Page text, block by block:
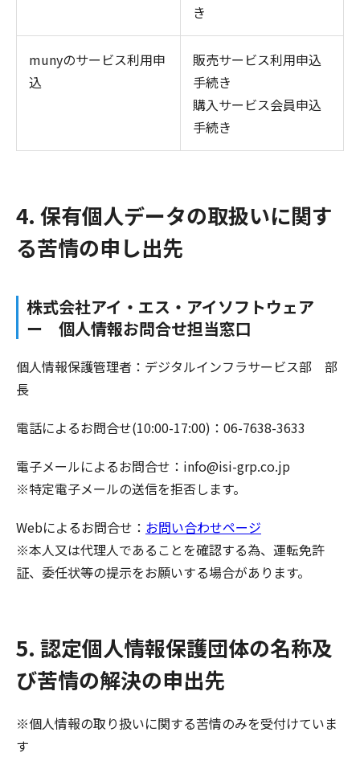
き
munyのサービス利用申
込
販売サービス利用申込
手続き
購入サービス会員申込
手続き
4. 保有個人データの取扱いに関す
る苦情の申し出先
株式会社アイ・エス・アイソフトウェア
ー 個人情報お問合せ担当窓口
個人情報保護管理者：デジタルインフラサービス部 部
長
電話によるお問合せ(10:00-17:00)：06-7638-3633
電子メールによるお問合せ：info@isi-grp.co.jp
※特定電子メールの送信を拒否します。
Webによるお問合せ： お問い合わせページ
※本人又は代理人であることを確認する為、運転免許
証、委任状等の提示をお願いする場合があります。
5. 認定個人情報保護団体の名称及
び苦情の解決の申出先
※個人情報の取り扱いに関する苦情のみを受付けていま
す